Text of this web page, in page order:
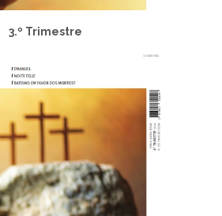
3.º Trimestre